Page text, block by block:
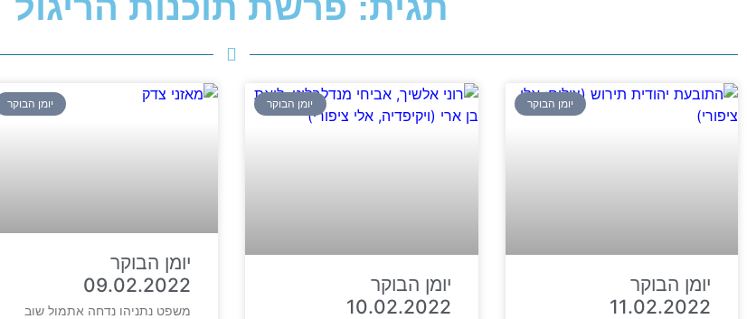
יומן הבוקר
יומן הבוקר
11.02.2022
יומן הבוקר
יומן הבוקר
10.02.2022
יומן הבוקר
יומן הבוקר
09.02.2022
משפט נתניהו נדחה אתמול שוב